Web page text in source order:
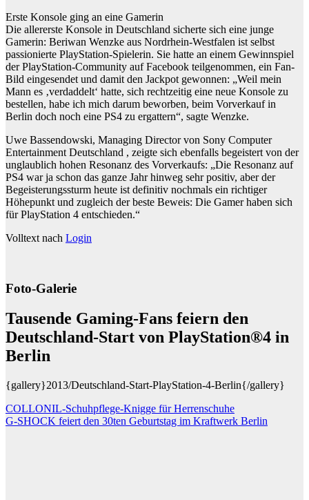
Erste Konsole ging an eine Gamerin
Die allererste Konsole in Deutschland sicherte sich eine junge
Gamerin: Beriwan Wenzke aus Nordrhein-Westfalen ist selbst
passionierte PlayStation-Spielerin. Sie hatte an einem Gewinnspiel
der PlayStation-Community auf Facebook teilgenommen, ein Fan-
Bild eingesendet und damit den Jackpot gewonnen: „Weil mein
Mann es ‚verdaddelt‘ hatte, sich rechtzeitig eine neue Konsole zu
bestellen, habe ich mich darum beworben, beim Vorverkauf in
Berlin doch noch eine PS4 zu ergattern“, sagte Wenzke.
Uwe Bassendowski, Managing Director von Sony Computer
Entertainment Deutschland , zeigte sich ebenfalls begeistert von der
unglaublich hohen Resonanz des Vorverkaufs: „Die Resonanz auf
PS4 war ja schon das ganze Jahr hinweg sehr positiv, aber der
Begeisterungssturm heute ist definitiv nochmals ein richtiger
Höhepunkt und zugleich der beste Beweis: Die Gamer haben sich
für PlayStation 4 entschieden.“
Volltext nach Login
Foto-Galerie
Tausende Gaming-Fans feiern den
Deutschland-Start von PlayStation®4 in
Berlin
{gallery}2013/Deutschland-Start-PlayStation-4-Berlin{/gallery}
Beitragsnavigation
COLLONIL-Schuhpflege-Knigge für Herrenschuhe
G-SHOCK feiert den 30ten Geburtstag im Kraftwerk Berlin